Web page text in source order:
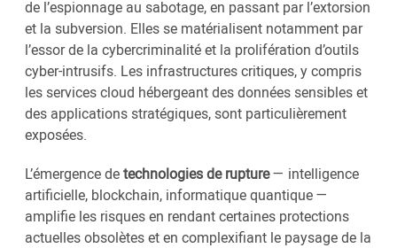
de l’espionnage au sabotage, en passant par l’extorsion
et la subversion. Elles se matérialisent notamment par
l’essor de la cybercriminalité et la prolifération d’outils
cyber-intrusifs. Les infrastructures critiques, y compris
les services cloud hébergeant des données sensibles et
des applications stratégiques, sont particulièrement
exposées.
L’émergence detechnologies de rupture— intelligence
artificielle, blockchain, informatique quantique —
amplifie les risques en rendant certaines protections
actuelles obsolètes et en complexifiant le paysage de la